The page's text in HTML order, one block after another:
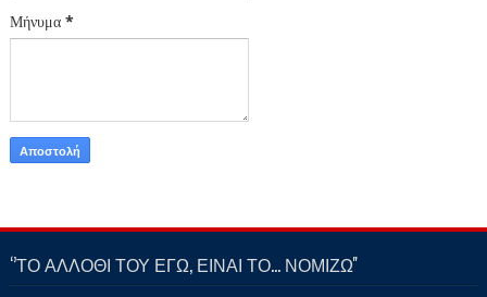
Μήνυμα *
‘’ΤΟ ΑΛΛΟΘΙ ΤΟΥ ΕΓΩ, ΕΙΝΑΙ ΤΟ… ΝΟΜΙΖΩ''